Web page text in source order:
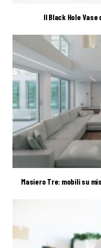
Il Black Hole
Masiero Tre: mobili su